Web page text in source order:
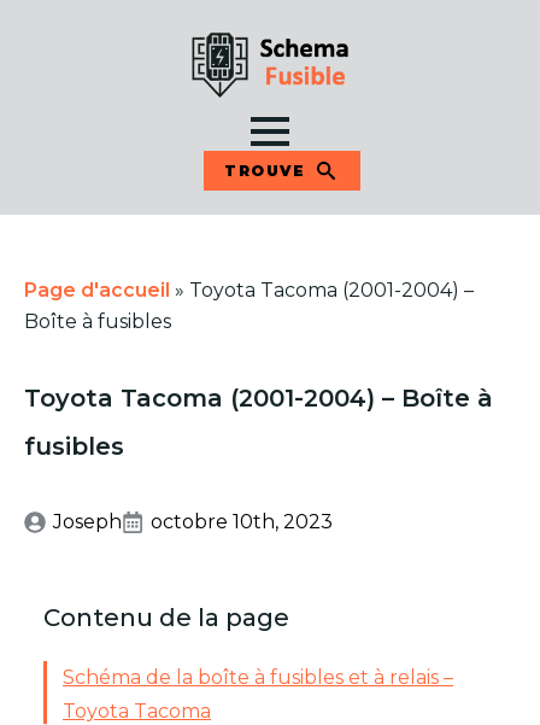
TROUVE
Page d'accueil » Toyota Tacoma (2001-2004) –
Boîte à fusibles
Toyota Tacoma (2001-2004) – Boîte à
fusibles
Joseph octobre 10th, 2023
Contenu de la page
Schéma de la boîte à fusibles et à relais –
Toyota Tacoma